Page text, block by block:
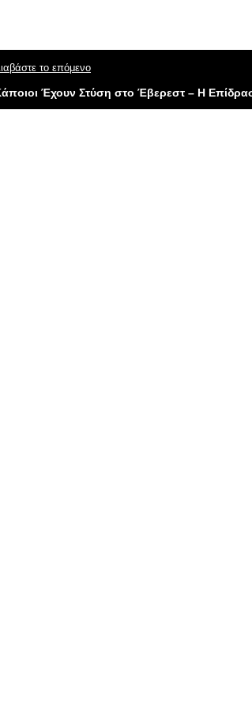
το επόμενο
Έχουν​ Στύση​ στο Έβερεστ​ – Η